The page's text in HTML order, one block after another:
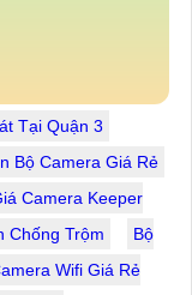
Tại Quận 3
Bộ Camera Giá Rẻ
Camera Keeper
Chống Trộm
Bộ
Wifi Giá Rẻ